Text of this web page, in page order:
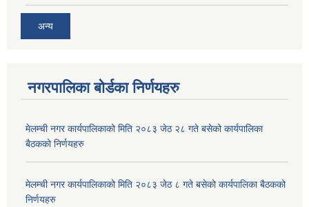
अन्य
नगरपालिका बोर्डका निर्णयहरु
मेलम्ची नगर कार्यपालिकाको मिति २०८३ जेठ २८ गते बसेको कार्यपालिका
बैठकको निर्णयहरु
मेलम्ची नगर कार्यपालिकाको मिति २०८३ जेठ ८ गते बसेको कार्यपालिका बैठकको
निर्णयहरु